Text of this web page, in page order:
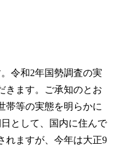
令和2年国勢調査の実
きます。ご承知のとお
帯等の実態を明らかに
として、国内に住んで
れますが、今年は大正9